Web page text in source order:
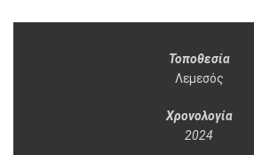
Τοποθεσία
Λεμεσός
Χρονολογία
2024